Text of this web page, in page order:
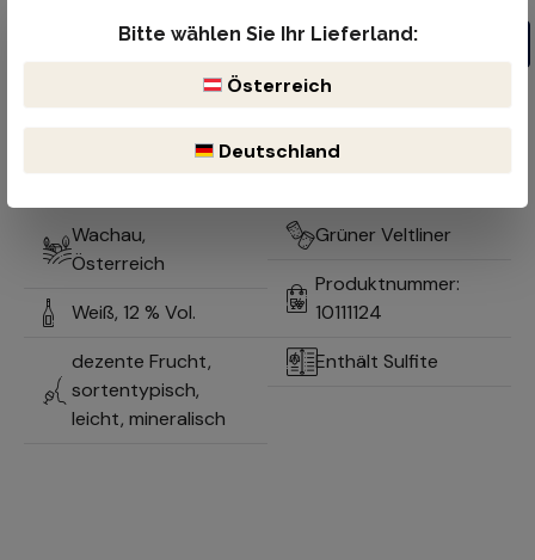
In den Warenkorb
Kostenloser Versand ab 99€
Bruchsicherer & reibungsloser Versand durch DHL oder der öst.
Wachau,
Österreich
Weiß, 12 % Vol.
dezente Frucht,
sortentypisch,
leicht, mineralisch
Grüner Veltliner
Produktnummer:
10111124
Enthält Sulfite
Bitte wählen Sie Ihr Lieferland:
Österreich
Deutschland